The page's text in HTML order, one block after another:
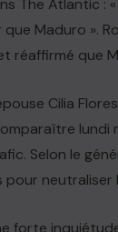
The Atlantic :
Maduro ».
réaffirmé que
Cilia
Selon le
pour
forte